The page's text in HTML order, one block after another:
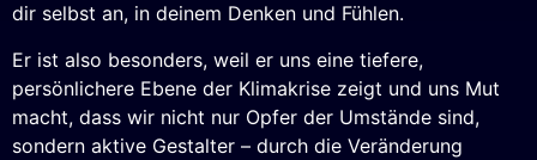
dir selbst an, in deinem Denken und Fühlen.
Er ist also besonders, weil er uns eine tiefere,
persönlichere Ebene der Klimakrise zeigt und uns Mut
macht, dass wir nicht nur Opfer der Umstände sind,
sondern aktive Gestalter – durch die Veränderung